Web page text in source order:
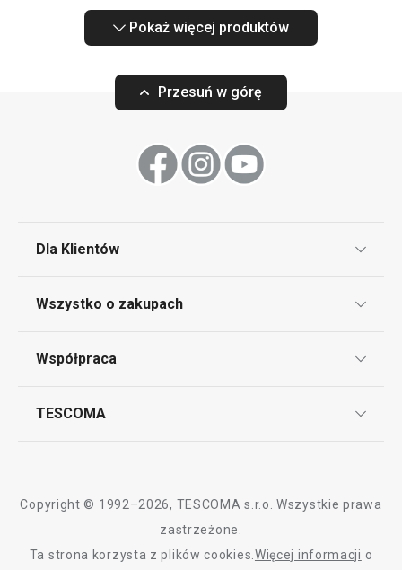
Pokaż więcej produktów
Przesuń w górę
Dla Klientów
Bony podarunkowe
Wszystko o zakupach
Dostawa i sposoby płatności
Współpraca
TESCOMA
Graficzne oznaczenie produktów
Polityka prywatności
Copyright © 1992–2026, TESCOMA s.r.o. Wszystkie prawa
zastrzeżone.
Ta strona korzysta z plików cookies.Więcej informacji o